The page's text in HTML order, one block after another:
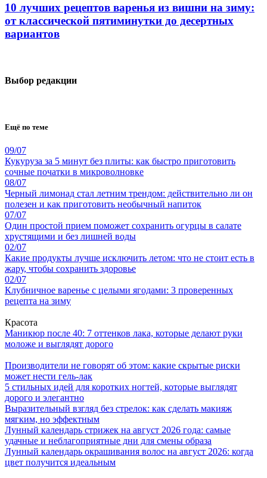
10 лучших рецептов варенья из вишни на зиму:
от классической пятиминутки до десертных
вариантов
Выбор редакции
Ещё по теме
09/07
Кукуруза за 5 минут без плиты: как быстро приготовить
сочные початки в микроволновке
08/07
Черный лимонад стал летним трендом: действительно ли он
полезен и как приготовить необычный напиток
07/07
Один простой прием поможет сохранить огурцы в салате
хрустящими и без лишней воды
02/07
Какие продукты лучше исключить летом: что не стоит есть в
жару, чтобы сохранить здоровье
02/07
Клубничное варенье с целыми ягодами: 3 проверенных
рецепта на зиму
Красота
Маникюр после 40: 7 оттенков лака, которые делают руки
моложе и выглядят дорого
Производители не говорят об этом: какие скрытые риски
может нести гель-лак
5 стильных идей для коротких ногтей, которые выглядят
дорого и элегантно
Выразительный взгляд без стрелок: как сделать макияж
мягким, но эффектным
Лунный календарь стрижек на август 2026 года: самые
удачные и неблагоприятные дни для смены образа
Лунный календарь окрашивания волос на август 2026: когда
цвет получится идеальным